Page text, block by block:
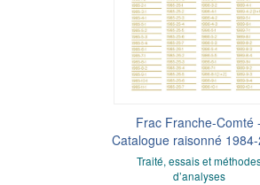
Frac Franche-Comté -
Catalogue raisonné
Traité, essais et
d’analyses